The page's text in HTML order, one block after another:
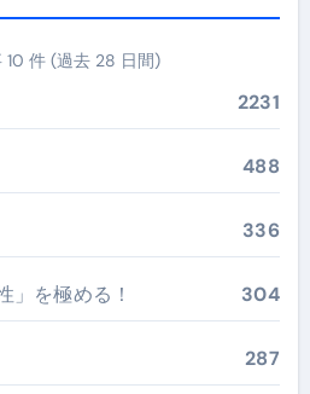
10 件 (過去 28 日間)
2231
488
336
」を極める！ 304
287